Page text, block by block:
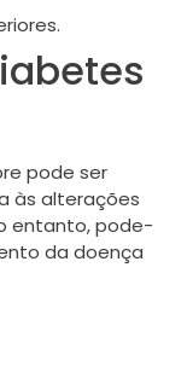
pode ser
às alterações
entanto, pode-
da doença